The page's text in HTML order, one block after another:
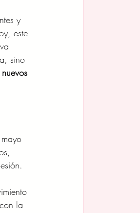
y
este
sino
nuevos
la